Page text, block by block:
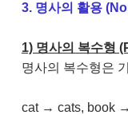
3. 명사의 활용
1) 명사의 복수형
명사의 복수형은
cat → cats, book